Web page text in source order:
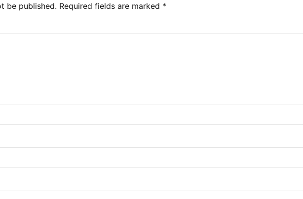
be published. Required fields are marked *